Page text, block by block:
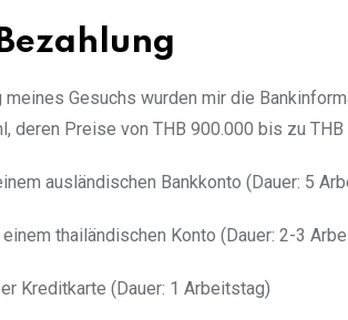
meines Gesuchs wurden mir die
deren Preise von THB 900.000 bis zu
ausländischen Bankkonto (Dauer: 5
thailändischen Konto (Dauer: 2-3
Kreditkarte (Dauer: 1 Arbeitstag)